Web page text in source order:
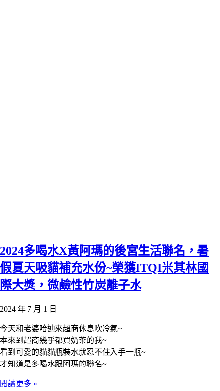
2024多喝水X黃阿瑪的後宮生活聯名，暑
假夏天吸貓補充水份~榮獲ITQI米其林國
際大獎，微鹼性竹炭離子水
2024 年 7 月 1 日
今天和老婆哈迪來超商休息吹冷氣~
本來到超商幾乎都買奶茶的我~
看到可愛的貓貓瓶裝水就忍不住入手一瓶~
才知道是多喝水跟阿瑪的聯名~
閱讀更多 »